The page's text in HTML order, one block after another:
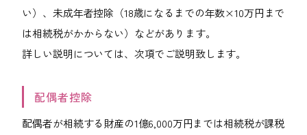
い）、未成年者控除（18歳になるまでの年数×10万円まで
は相続税がかからない）などがあります。
詳しい説明については、次項でご説明致します。
配偶者控除
配偶者が相続する財産の1億6,000万円までは相続税が課税